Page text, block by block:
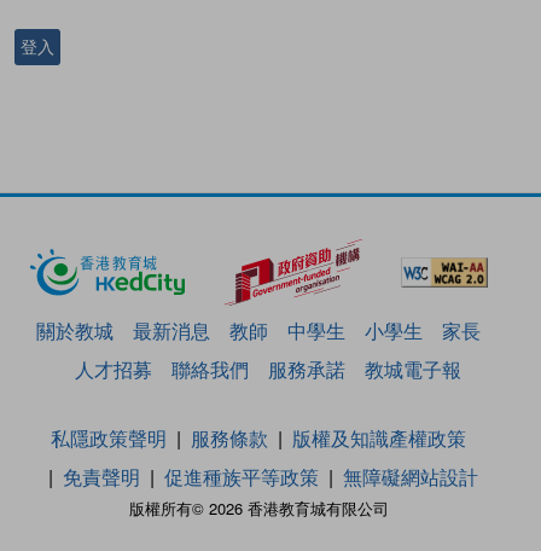
登入
關於教城 最新消息 教師 中學生 小學生
家長
人才招募
聯絡我們 服務承諾 教城電子報
版權所有© 2026 香港教育城有限公司
私隱政策聲明 服務條款
版權及知識產權政策
免責聲明
促進種族平等政策 無障礙網站設計